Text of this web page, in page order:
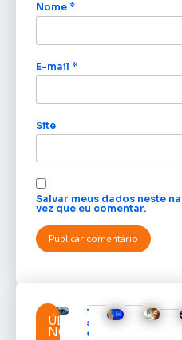
Nome *
E-mail *
Site
Salvar meus dados neste
vez que eu comentar.
ÚLTIMAS
NOTÍCIAS
TRE-AP
suspende
expediente